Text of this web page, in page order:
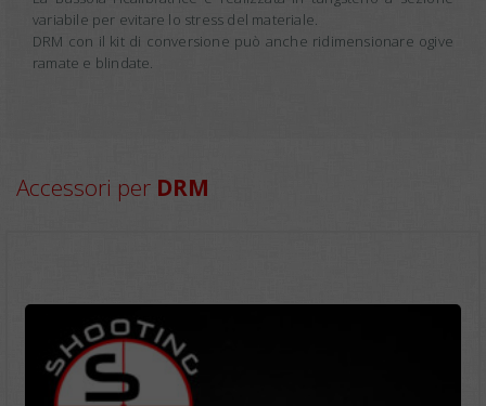
variabile per evitare lo stress del materiale.
DRM con il kit di conversione può anche ridimensionare ogive
ramate e blindate.
Accessori per DRM